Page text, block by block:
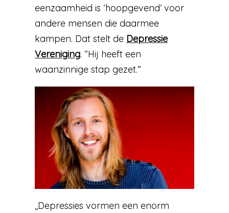
eenzaamheid is ‘hoopgevend’ voor
andere mensen die daarmee
kampen. Dat stelt de Depressie
Vereniging. “Hij heeft een
waanzinnige stap gezet.”
,,Depressies vormen een enorm